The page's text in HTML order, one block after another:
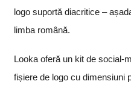
logo suportă diacritice –
limba română.
Looka oferă un kit de social-
fișiere de logo cu dimensiuni